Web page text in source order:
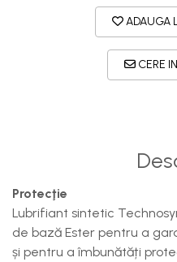
ADAUGA
CERE
Protecţie
Lubrifiant sintetic
de bază Ester pentru a
și pentru a îmbunătăți